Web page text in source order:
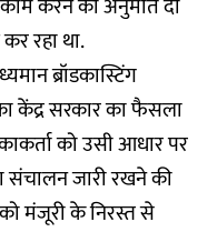
करने की अनुमति दी
रहा था.
ब्रॉडकास्टिंग
केंद्र सरकार का फैसला
को उसी आधार पर
जारी रखने की
मंजूरी के निरस्त से